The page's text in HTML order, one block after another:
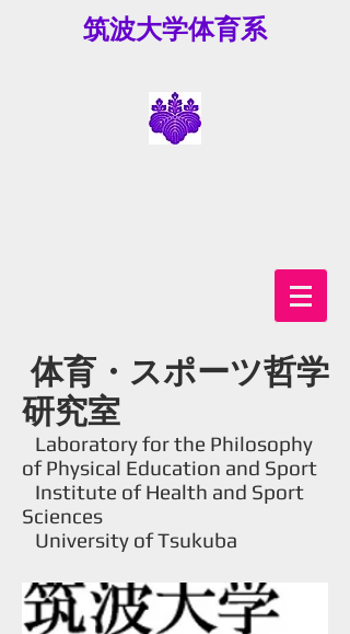
筑波大学体育系
体育・スポーツ哲学
研究室
Laboratory for the Philosophy
of Physical Education and Sport
Institute of Health and Sport
Sciences
University of Tsukuba